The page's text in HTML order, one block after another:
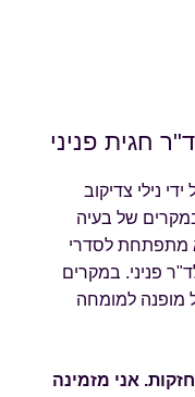
חגית פניני
נילי צדיקוב
של בעיה
מתפתחת לסדרי
פניני. במקרים
מופנה למומחה
אני מזמינה